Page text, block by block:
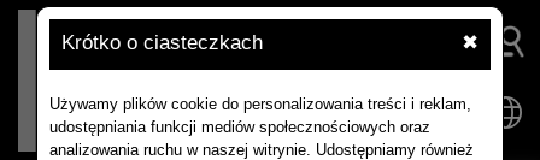
Krótko o ciasteczkach ✖
Używamy plików cookie do personalizowania treści i reklam,
udostępniania funkcji mediów społecznościowych oraz
analizowania ruchu w naszej witrynie. Udostępniamy również